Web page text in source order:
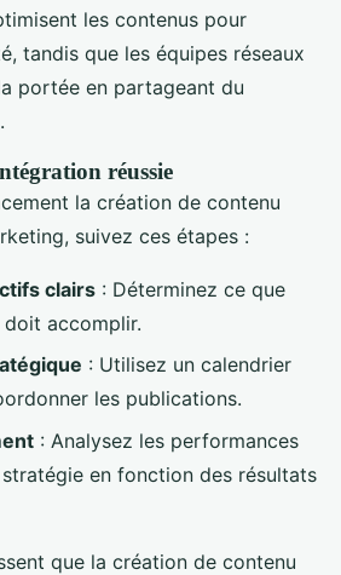
les contenus pour
tandis que les équipes réseaux
portée en partageant du
réussie
la création de contenu
suivez ces étapes :
clairs : Déterminez ce que
accomplir.
: Utilisez un calendrier
les publications.
: Analysez les performances
en fonction des résultats
que la création de contenu